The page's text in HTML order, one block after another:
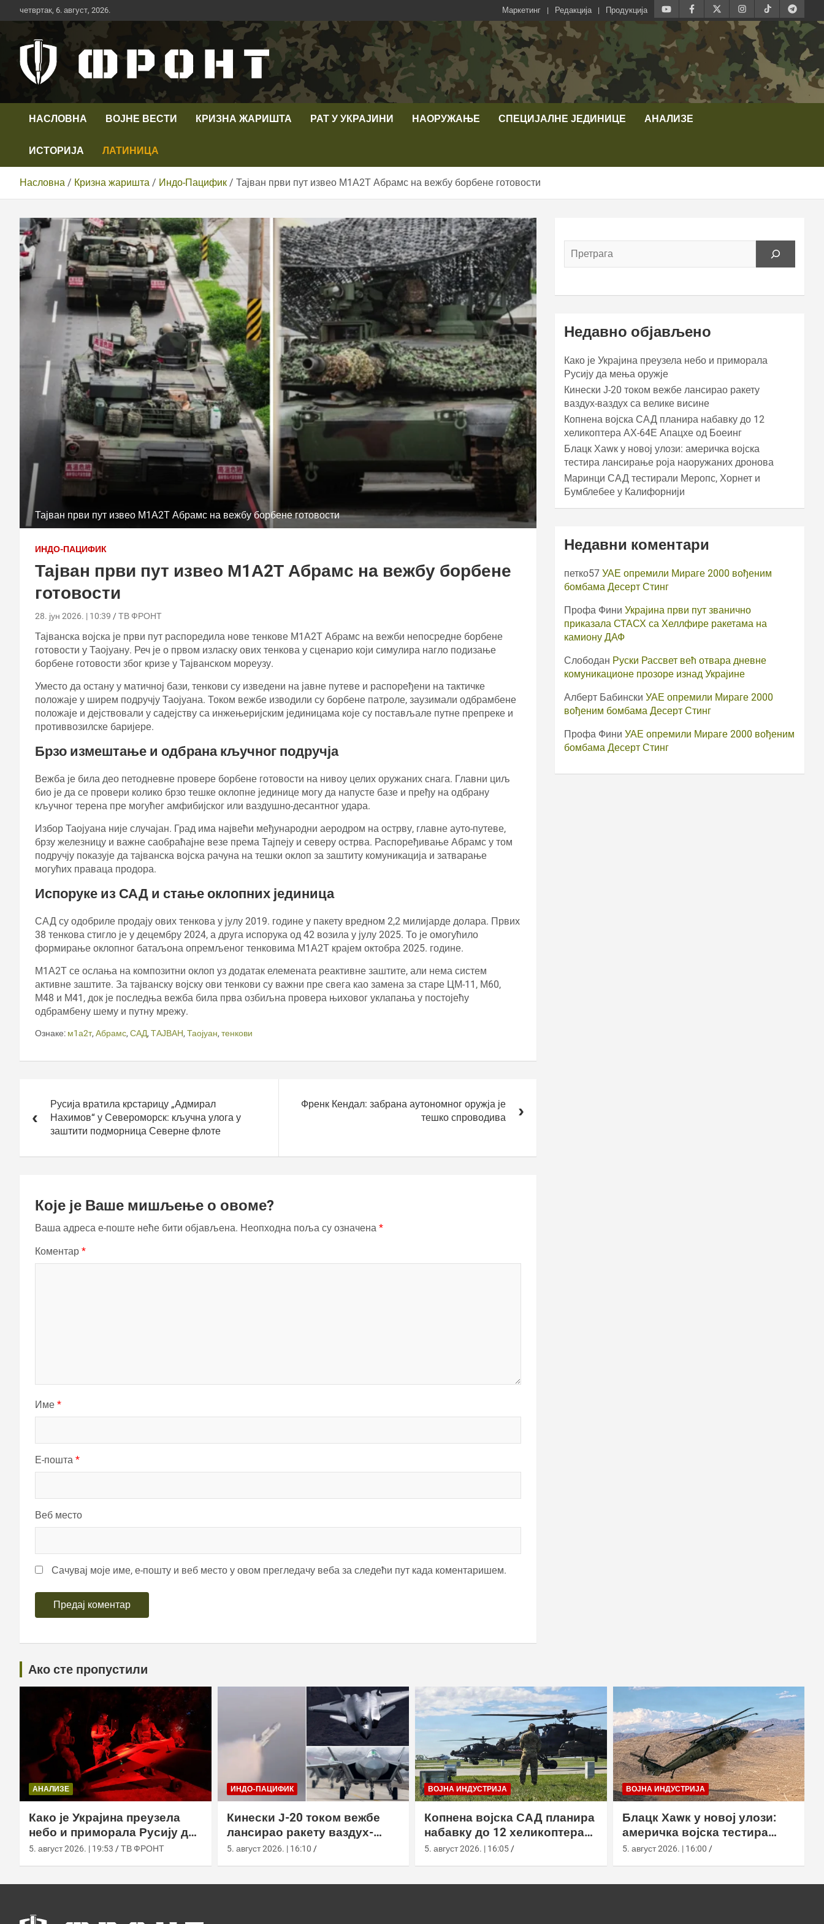
Скип
то
четвртак, 6. август, 2026. Маркетинг Редакција Продукција
Телевизија ФРОНТ
НАСЛОВНА ВОЈНЕ ВЕСТИ КРИЗНА ЖАРИШТА РАТ У УКРАЈИНИ НАОРУЖАЊЕ СПЕЦИЈАЛНЕ ЈЕДИНИЦЕ АНАЛИЗЕ
ИСТОРИЈА ЛАТИНИЦА
Насловна Кризна жаришта Индо-Пацифик Тајван први пут извео М1А2Т Абрамс на вежбу борбене готовости
Тајван први пут извео М1А2Т Абрамс на вежбу борбене готовости
ИНДО-ПАЦИФИК
Тајван први пут извео М1А2Т Абрамс на вежбу борбене
готовости
28. јун 2026. | 10:39 ТВ ФРОНТ
Тајванска војска је први пут распоредила нове тенкове М1А2Т Абрамс на вежби непосредне борбене
готовости у Таојуану. Реч је о првом изласку ових тенкова у сценарио који симулира нагло подизање
борбене готовости због кризе у Тајванском мореузу.
Уместо да остану у матичној бази, тенкови су изведени на јавне путеве и распоређени на тактичке
положаје у ширем подручју Таојуана. Током вежбе изводили су борбене патроле, заузимали одбрамбене
положаје и дејствовали у садејству са инжењеријским јединицама које су постављале путне препреке и
противвозилске баријере.
Брзо измештање и одбрана кључног подручја
Вежба је била део петодневне провере борбене готовости на нивоу целих оружаних снага. Главни циљ
био је да се провери колико брзо тешке оклопне јединице могу да напусте базе и пређу на одбрану
кључног терена пре могућег амфибијског или ваздушно-десантног удара.
Избор Таојуана није случајан. Град има највећи међународни аеродром на острву, главне ауто-путеве,
брзу железницу и важне саобраћајне везе према Тајпеју и северу острва. Распоређивање Абрамс у том
подручју показује да тајванска војска рачуна на тешки оклоп за заштиту комуникација и затварање
могућих праваца продора.
Испоруке из САД и стање оклопних јединица
САД су одобриле продају ових тенкова у јулу 2019. године у пакету вредном 2,2 милијарде долара. Првих
38 тенкова стигло је у децембру 2024, а друга испорука од 42 возила у јулу 2025. То је омогућило
формирање оклопног батаљона опремљеног тенковима М1А2Т крајем октобра 2025. године.
М1А2Т се ослања на композитни оклоп уз додатак елемената реактивне заштите, али нема систем
активне заштите. За тајванску војску ови тенкови су важни пре свега као замена за старе ЦМ-11, М60,
М48 и М41, док је последња вежба била прва озбиљна провера њиховог уклапања у постојећу
одбрамбену шему и путну мрежу.
Ознаке: м1а2т, Абрамс, САД, ТАЈВАН, Таојуан, тенкови
чланкаРусија вратила крстарицу „Адмирал
Нахимов“ у Североморск: кључна улога у
заштити подморница Северне флоте
Френк Кендал: забрана аутономног оружја је
тешко спроводива
Које је Ваше мишљење о овоме?
Ваша адреса е-поште неће бити објављена. Неопходна поља су означена *
Коментар *
Име *
Е-пошта *
Веб место
Сачувај моје име, е-пошту и веб место у овом прегледачу веба за следећи пут када коментаришем.
Недавно објављено
Како је Украјина преузела небо и приморала
Русију да мења оружје
Кинески Ј-20 током вежбе лансирао ракету
ваздух-ваздух са велике висине
Копнена војска САД планира набавку до 12
хеликоптера АХ-64Е Апацхе од Боеинг
Блацк Хаwк у новој улози: америчка војска
тестира лансирање роја наоружаних дронова
Маринци САД тестирали Меропс, Хорнет и
Бумблебее у Калифорнији
Недавни коментари
петко57 УАЕ опремили Мираге 2000 вођеним
бомбама Десерт Стинг
Профа Фини Украјина први пут званично
приказала СТАСХ са Хеллфире ракетама на
камиону ДАФ
Слободан Руски Рассвет већ отвара дневне
комуникационе прозоре изнад Украјине
Алберт Бабински УАЕ опремили Мираге 2000
вођеним бомбама Десерт Стинг
Профа Фини УАЕ опремили Мираге 2000 вођеним
бомбама Десерт Стинг
Ако сте пропустили
АНАЛИЗЕ
Како је Украјина преузела
небо и приморала Русију да
мења оружје
5. август 2026. | 19:53 ТВ ФРОНТ
ИНДО-ПАЦИФИК
Кинески Ј-20 током вежбе
лансирао ракету ваздух-
ваздух са велике висине
5. август 2026. | 16:10
ВОЈНА ИНДУСТРИЈА
Копнена војска САД планира
набавку до 12 хеликоптера
АХ-64Е Апацхе од Боеинг
5. август 2026. | 16:05
ВОЈНА ИНДУСТРИЈА
Блацк Хаwк у новој улози:
америчка војска тестира
лансирање роја наоружаних
5. август 2026. | 16:00